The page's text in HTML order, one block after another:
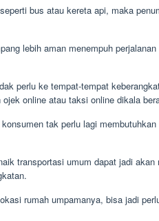
bus atau kereta api, maka
lebih aman menempuh
perlu ke tempat-tempat
online atau taksi online dikala
tak perlu lagi
transportasi umum dapat jadi akan
rumah umpamanya, bisa jadi